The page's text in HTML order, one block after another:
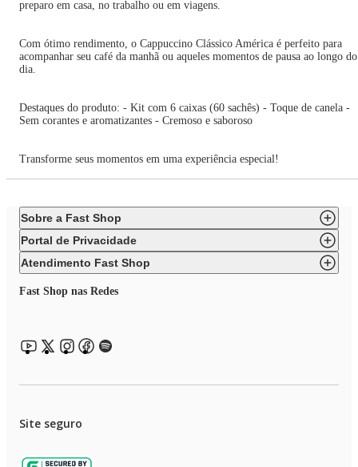
preparo em casa, no trabalho ou em viagens.
Com ótimo rendimento, o Cappuccino Clássico América é perfeito para
acompanhar seu café da manhã ou aqueles momentos de pausa ao longo do
dia.
Destaques do produto: - Kit com 6 caixas (60 sachês) - Toque de canela -
Sem corantes e aromatizantes - Cremoso e saboroso
Transforme seus momentos em uma experiência especial!
Sobre a Fast Shop
Portal de Privacidade
Atendimento Fast Shop
Fast Shop nas Redes
Site seguro